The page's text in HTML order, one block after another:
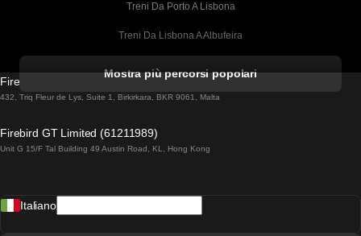
Treni Da Porto A Lisbona
Treni Da Lisbona A Albufeira
Treni Da Lisbona A Lagos
Treni Da Lisbona A Madrid
Mostra più percorsi popolari
Firebird GT Limited (OC 1451)
432, Triq Fleur de Lys, Suite 1, Birkirkara, BKR 9061, Malta
Firebird GT Limited (61211989)
Unit G 15/F Tal Building 49 Austin Road, KL, Hong Kong
Italiano